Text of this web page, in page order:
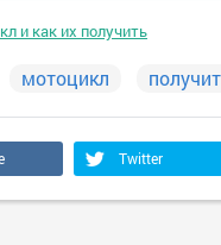
и как их получить
мотоцикл
Twitter